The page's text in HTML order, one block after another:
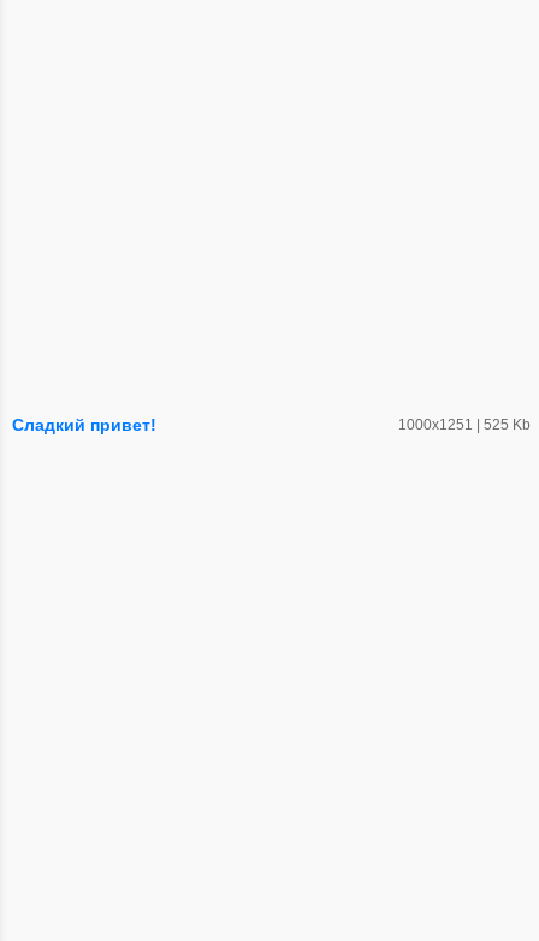
Сладкий привет! 1000х1251 | 525 Kb